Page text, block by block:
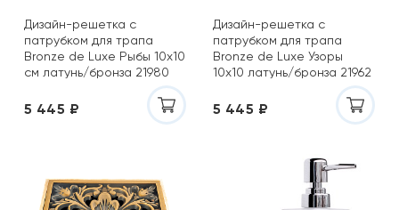
Дизайн-решетка с
патрубком для трапа
Bronze de Luxe Рыбы 10х10
см латунь/бронза 21980
5 445 ₽
Дизайн-решетка с
патрубком для трапа
Bronze de Luxe Узоры
10х10 латунь/бронза 21962
5 445 ₽